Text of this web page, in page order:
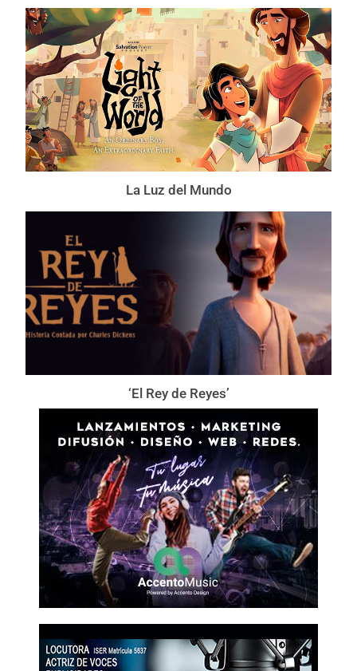
La Luz del Mundo
‘El Rey de Reyes’